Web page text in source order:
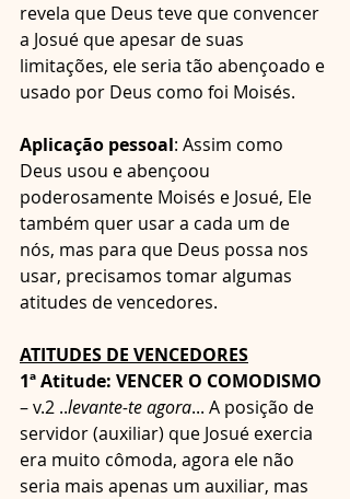
revela que Deus teve que convencer
a Josué que apesar de suas
limitações, ele seria tão abençoado e
usado por Deus como foi Moisés.
Aplicação pessoal: Assim como
Deus usou e abençoou
poderosamente Moisés e Josué, Ele
também quer usar a cada um de
nós, mas para que Deus possa nos
usar, precisamos tomar algumas
atitudes de vencedores.
ATITUDES DE VENCEDORES
1ª Atitude: VENCER O COMODISMO
– v.2 ..levante-te agora... A posição de
servidor (auxiliar) que Josué exercia
era muito cômoda, agora ele não
seria mais apenas um auxiliar, mas